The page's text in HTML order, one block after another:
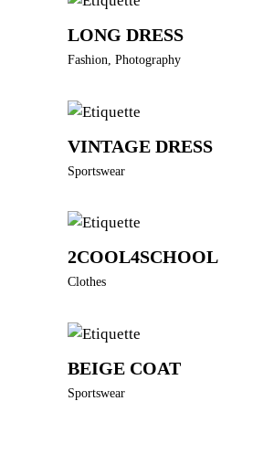
AJOUTER AU PANIER
LONG DRESS
Fashion, Photography
VINTAGE DRESS
Sportswear
2COOL4SCHOOL
Clothes
BEIGE COAT
Sportswear